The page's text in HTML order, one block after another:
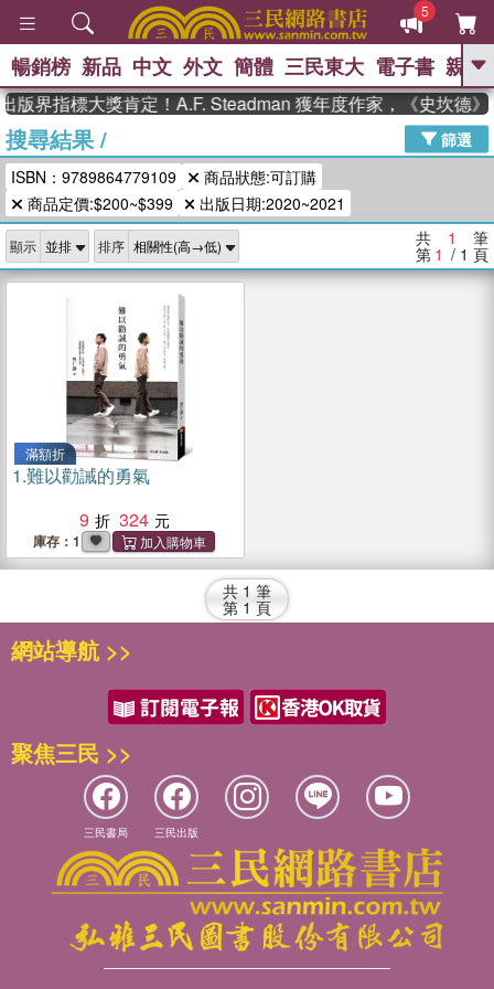
5
GO
The Odyssey 、
父親節 、 如果歷史是一群喵 、 暑期
推薦 、 國際布克獎 臺灣漫遊錄
念華 、 台灣的李登輝時代
孩：黎曼猜想 、 偉大的迷走神經
暢銷榜 新品 中文 外文 簡體 三民東大 電子書 親子
版界指標大獎肯定！A.F. Steadman 獲年度作家，《史坎德》
搜尋結果/
篩選
ISBN：9789864779109
商品狀態:可訂購
商品定價:$200~$399
出版日期:2020~2021
顯示 排序 共 1 筆
第 1 / 1 頁
滿額折
1.難以勸誡的勇氣
9
324
庫存：1
共 1 筆
第 1 頁
網站導航 >>
聚焦三民 >>
三民書局 三民出版